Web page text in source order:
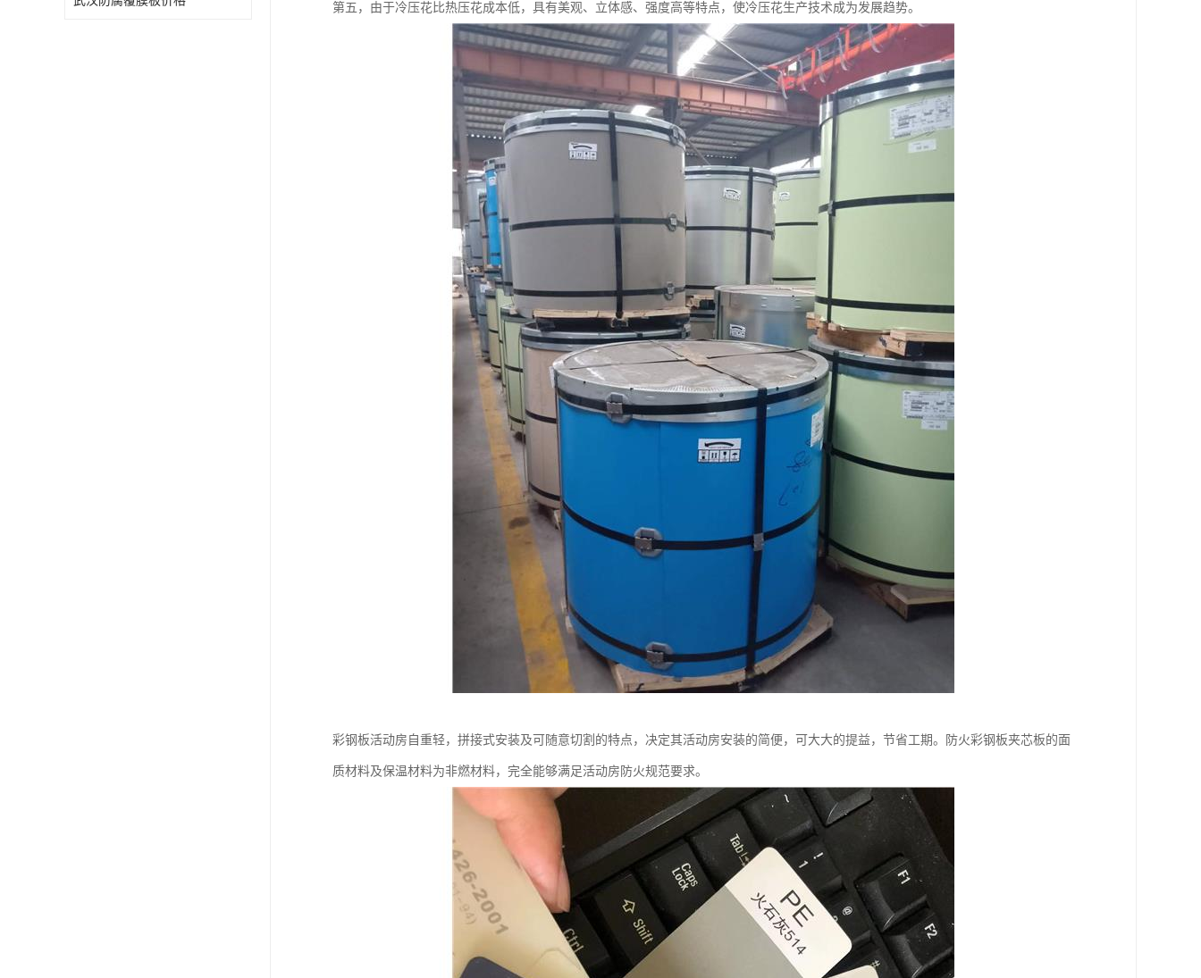
第五，由于冷压花比热压花成本低，具有美观、立体感、强度高等特点，使冷压花生产技术成为发展趋势。
彩钢板活动房自重轻，拼接式安装及可随意切割的特点，决定其活动房安装的简便，可大大的提益，节省工期。防火彩钢板夹芯板的面
质材料及保温材料为非燃材料，完全能够满足活动房防火规范要求。